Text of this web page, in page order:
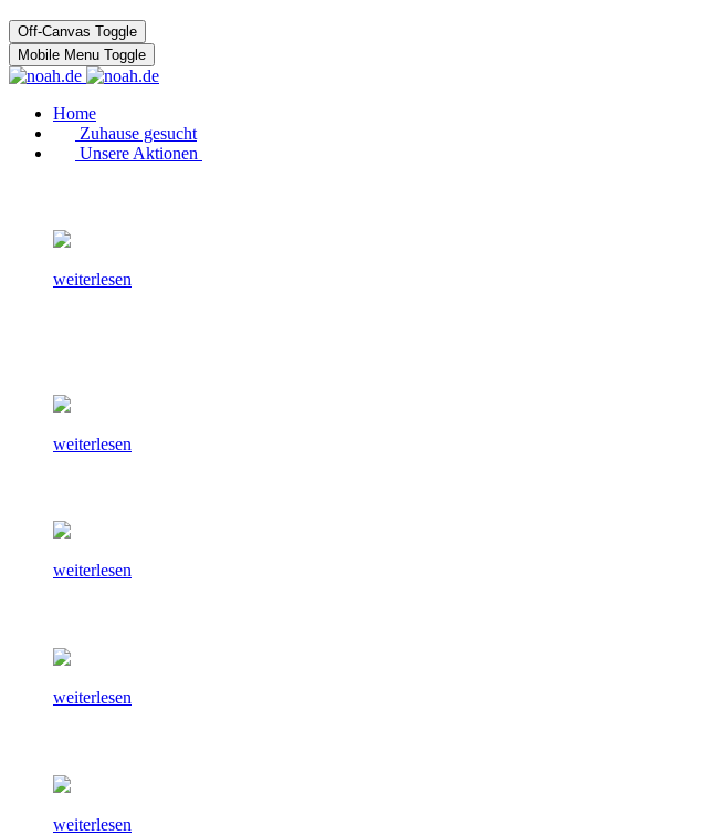
Off-Canvas Toggle
Mobile Menu Toggle
Home
Zuhause gesucht
Unsere Aktionen
weiterlesen
weiterlesen
weiterlesen
weiterlesen
weiterlesen